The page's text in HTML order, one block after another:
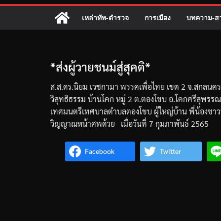
เหล่าทัพ-ตำรวจ การเมือง บทความ-ส
*ส่งผู้วายชนม์สู่สุคติ*
ส.ส.ดร.นิยม เวชกามา พรรคเพื่อไทย เขต 2 จ.สกลนคร
วิสุทธิธรรม บ้านโคก หมู่ 2 ต.ตองโขบอ.โคกศรีสุพรรณ
เทศมนตรีเทศบาลตำบลตองโขบ ผู้ใหญ่บ้านพี่น้องชา
วิญญาณหน้าศพด้วย
เมื่อวันที่ 7 กุมภาพันธ์ 2565
Facebook Twitter